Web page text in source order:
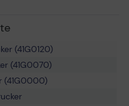
(41G0120)
(41G0070)
(41G0000)